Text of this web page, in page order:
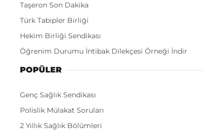
Taşeron Son Dakika
Türk Tabipler Birliği
Hekim Birliği Sendikası
Öğrenim Durumu İntibak Dilekçesi Örneği İndir
POPÜLER
Genç Sağlık Sendikası
Polislik Mülakat Soruları
2 Yıllık Sağlık Bölümleri